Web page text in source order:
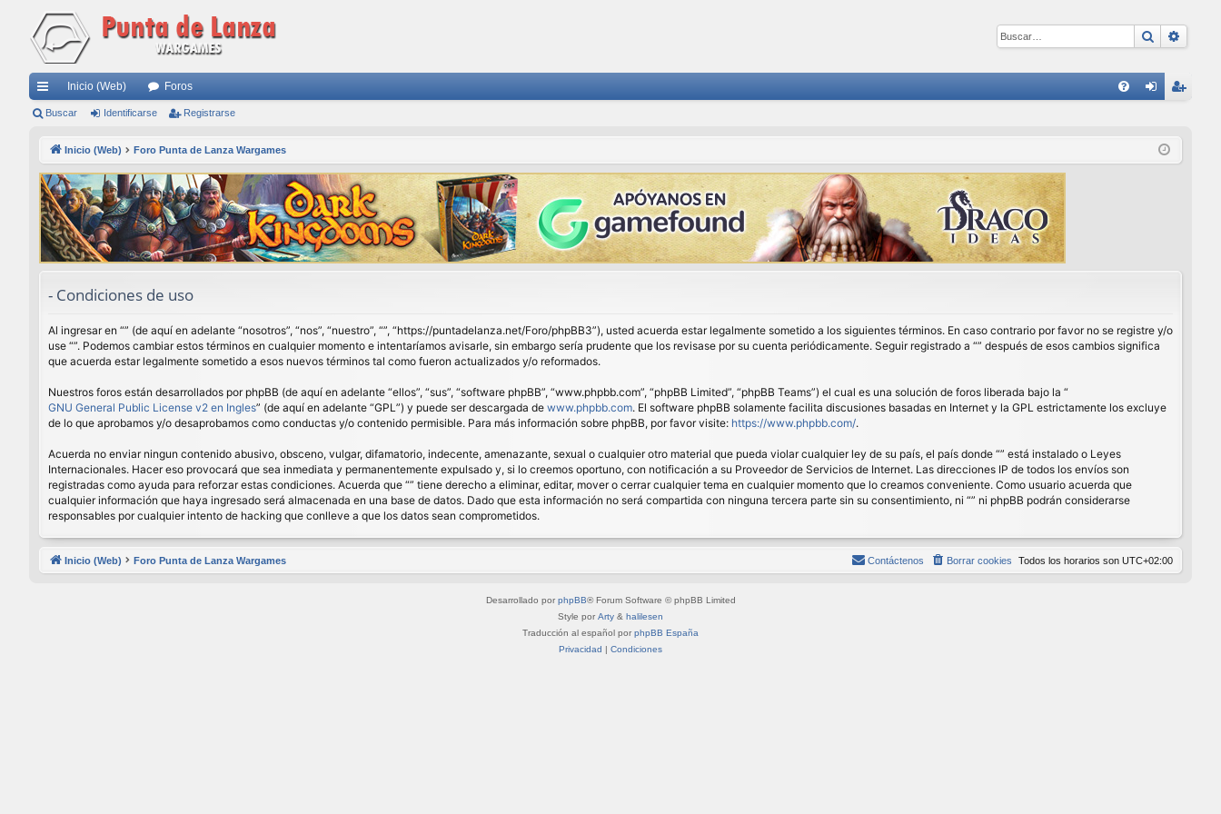
Buscar
nl
rá
pi
do
Inicio (Web) Foros
ist
Buscar Identificarse Registrarse
Inicio (Web) Foro Punta de Lanza Wargames
- Condiciones de uso
Al ingresar en “” (de aquí en adelante “nosotros”, “nos”, “nuestro”, “”, “https://puntadelanza.net/Foro/phpBB3”), usted acuerda estar legalmente sometido a los siguientes términos. En caso contrario por favor no se registre y/o
use “”. Podemos cambiar estos términos en cualquier momento e intentaríamos avisarle, sin embargo sería prudente que los revisase por su cuenta periódicamente. Seguir registrado a “” después de esos cambios significa
que acuerda estar legalmente sometido a esos nuevos términos tal como fueron actualizados y/o reformados.
Nuestros foros están desarrollados por phpBB (de aquí en adelante “ellos”, “sus”, “software phpBB”, “www.phpbb.com”, “phpBB Limited”, “phpBB Teams”) el cual es una solución de foros liberada bajo la “
GNU General Public License v2 en Ingles” (de aquí en adelante “GPL”) y puede ser descargada de www.phpbb.com. El software phpBB solamente facilita discusiones basadas en Internet y la GPL estrictamente los excluye
de lo que aprobamos y/o desaprobamos como conductas y/o contenido permisible. Para más información sobre phpBB, por favor visite: https://www.phpbb.com/.
Acuerda no enviar ningun contenido abusivo, obsceno, vulgar, difamatorio, indecente, amenazante, sexual o cualquier otro material que pueda violar cualquier ley de su país, el país donde “” está instalado o Leyes
Internacionales. Hacer eso provocará que sea inmediata y permanentemente expulsado y, si lo creemos oportuno, con notificación a su Proveedor de Servicios de Internet. Las direcciones IP de todos los envíos son
registradas como ayuda para reforzar estas condiciones. Acuerda que “” tiene derecho a eliminar, editar, mover o cerrar cualquier tema en cualquier momento que lo creamos conveniente. Como usuario acuerda que
cualquier información que haya ingresado será almacenada en una base de datos. Dado que esta información no será compartida con ninguna tercera parte sin su consentimiento, ni “” ni phpBB podrán considerarse
responsables por cualquier intento de hacking que conlleve a que los datos sean comprometidos.
Inicio (Web) Foro Punta de Lanza Wargames Todos los horarios son UTC+02:00
Borrar cookies
Contáctenos
Desarrollado por phpBB® Forum Software © phpBB Limited
Style por Arty & halilesen
Traducción al español por phpBB España
Privacidad | Condiciones